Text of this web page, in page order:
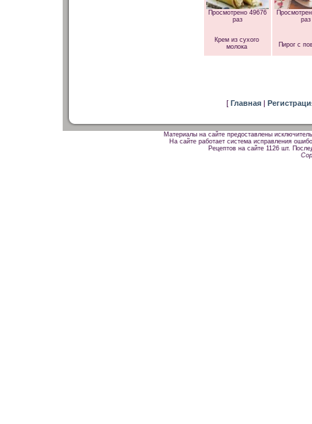
Просмотрено 49676
раз
Крем из сухого
молока
раз
Пирог с
[ Главная |
Материалы на сайте предоставлены
На сайте работает система исправления
Рецептов на сайте 1126 шт.